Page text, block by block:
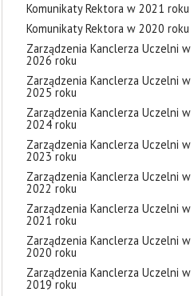
Komunikaty Rektora w 2021 roku
Komunikaty Rektora w 2020 roku
Zarządzenia Kanclerza Uczelni w
2026 roku
Zarządzenia Kanclerza Uczelni w
2025 roku
Zarządzenia Kanclerza Uczelni w
2024 roku
Zarządzenia Kanclerza Uczelni w
2023 roku
Zarządzenia Kanclerza Uczelni w
2022 roku
Zarządzenia Kanclerza Uczelni w
2021 roku
Zarządzenia Kanclerza Uczelni w
2020 roku
Zarządzenia Kanclerza Uczelni w
2019 roku